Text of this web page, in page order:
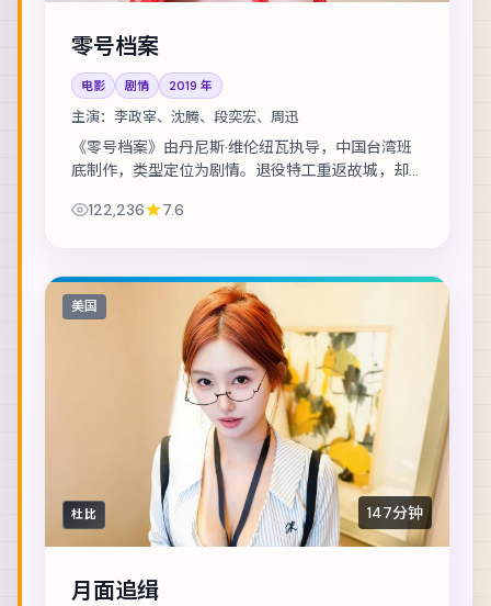
零号档案
电影 剧情 2019 年
主演： 李政宰、沈腾、段奕宏、周迅
《零号档案》由丹尼斯·维伦纽瓦执导，中国台湾班
底制作，类型定位为剧情。退役特工重返故城，却
腾、段奕宏 等，表演层次丰富。群戏调度成熟...
122,236 7.6
美国
杜比 147分钟
月面追缉